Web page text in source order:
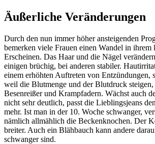
Äußerliche Veränderungen
Durch den nun immer höher ansteigenden
bemerken viele Frauen einen Wandel in ihrem
Erscheinen. Das Haar und die Nägel
einigen brüchig, bei anderen stabiler.
einem erhöhten Auftreten von Entzündungen,
weil die Blutmenge und der Blutdruck steigen,
Besenreißer und Krampfadern. Wächst auch
nicht sehr deutlich, passt die Lieblingsjeans
mehr. Ist man in der 10. Woche schwanger,
nämlich allmählich die Beckenknochen. Der
breiter. Auch ein Blähbauch kann andere
schwanger sind.